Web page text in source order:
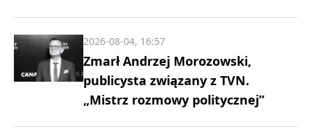
Zmarł Andrzej Morozowski,
publicysta związany z TVN.
„Mistrz rozmowy politycznej”
2026-08-04, 16:57